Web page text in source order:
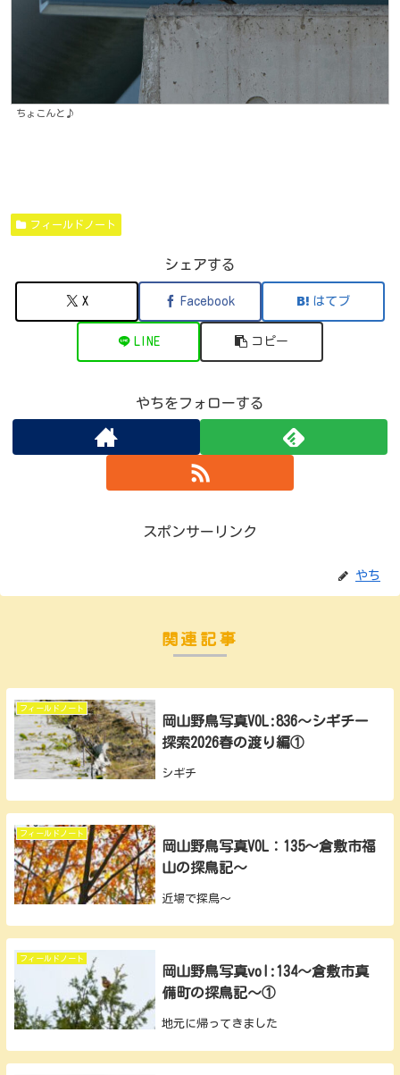
ちょこんと♪
フィールドノート
シェアする
X Facebook はてブ
LINE コピー
やちをフォローする
スポンサーリンク
やち
関連記事
フィールドノート
岡山野鳥写真VOL:836～シギチー
探索2026春の渡り編①
シギチ
フィールドノート
岡山野鳥写真VOL：135～倉敷市福
山の探鳥記～
近場で探鳥～
フィールドノート
岡山野鳥写真vol:134～倉敷市真
備町の探鳥記～①
地元に帰ってきました